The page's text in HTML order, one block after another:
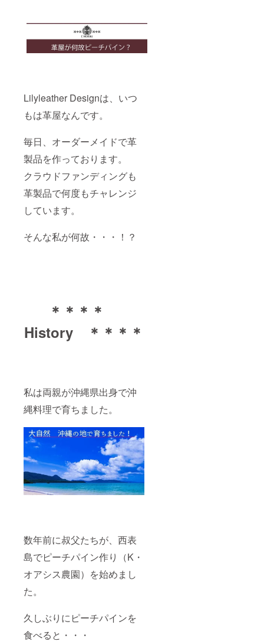
Lilyleather Designは、いつ
もは革屋なんです。
毎日、オーダーメイドで革
製品を作っております。
クラウドファンディングも
革製品で何度もチャレンジ
しています。
そんな私が何故・・・！？
＊＊＊＊
History ＊＊＊＊
私は両親が沖縄県出身で沖
縄料理で育ちました。
数年前に叔父たちが、西表
島でピーチパイン作り（K・
オアシス農園）を始めまし
た。
久しぶりにピーチパインを
食べると・・・